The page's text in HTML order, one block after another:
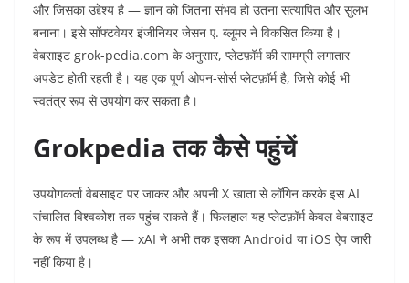
और जिसका उद्देश्य है — ज्ञान को जितना संभव हो उतना सत्यापित और सुलभ
बनाना। इसे सॉफ्टवेयर इंजीनियर जेसन ए. ब्लूमर ने विकसित किया है।
वेबसाइट grok-pedia.com के अनुसार, प्लेटफ़ॉर्म की सामग्री लगातार
अपडेट होती रहती है। यह एक पूर्ण ओपन-सोर्स प्लेटफ़ॉर्म है, जिसे कोई भी
स्वतंत्र रूप से उपयोग कर सकता है।
Grokpedia तक कैसे पहुंचें
उपयोगकर्ता वेबसाइट पर जाकर और अपनी X खाता से लॉगिन करके इस AI
संचालित विश्वकोश तक पहुंच सकते हैं। फिलहाल यह प्लेटफ़ॉर्म केवल वेबसाइट
के रूप में उपलब्ध है — xAI ने अभी तक इसका Android या iOS ऐप जारी
नहीं किया है।